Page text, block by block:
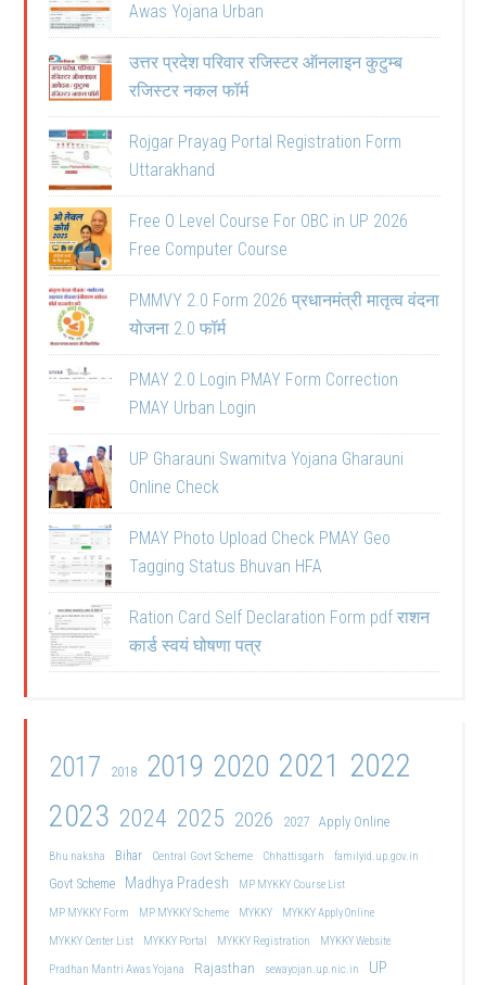
Awas Yojana Urban
उत्तर प्रदेश परिवार रजिस्टर ऑनलाइन कुटुम्ब
रजिस्टर नकल फॉर्म
Rojgar Prayag Portal Registration Form
Uttarakhand
Free O Level Course For OBC in UP 2026
Free Computer Course
PMMVY 2.0 Form 2026 प्रधानमंत्री मातृत्व वंदना
योजना 2.0 फॉर्म
PMAY 2.0 Login PMAY Form Correction
PMAY Urban Login
UP Gharauni Swamitva Yojana Gharauni
Online Check
PMAY Photo Upload Check PMAY Geo
Tagging Status Bhuvan HFA
Ration Card Self Declaration Form pdf राशन
कार्ड स्वयं घोषणा पत्र
2017 2018 2019 2020 2021 2022
2023 2024 2025 2026 2027 Apply Online
Bhu naksha Bihar Central Govt Scheme Chhattisgarh familyid.up.gov.in
Govt Scheme Madhya Pradesh
MP MYKKY Course List
MP MYKKY Form
MP MYKKY Scheme MYKKY
MYKKY Apply Online
MYKKY Center List
MYKKY Portal MYKKY Registration
MYKKY Website
Pradhan Mantri Awas Yojana
Rajasthan sewayojan.up.nic.in UP